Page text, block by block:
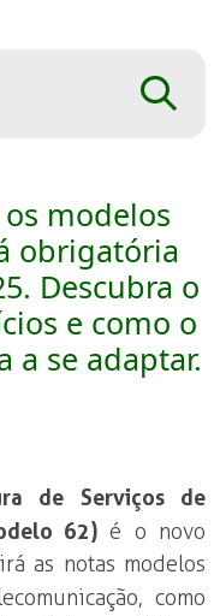
modelos
obrigatória
Descubra o
e como o
a se adaptar.
de Serviços de
62) é o novo
as notas modelos
como